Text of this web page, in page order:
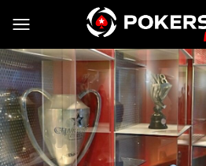
Vai al contenuto